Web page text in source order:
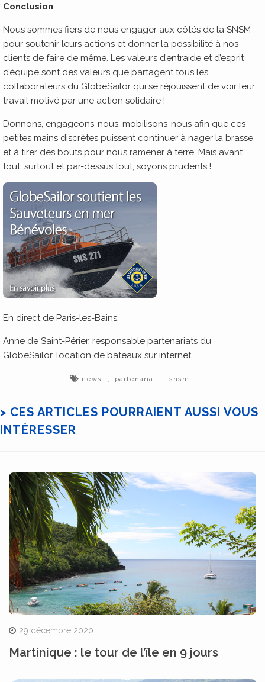
Conclusion
Nous sommes fiers de nous engager aux côtés de la SNSM
pour soutenir leurs actions et donner la possibilité à nos
clients de faire de même. Les valeurs d’entraide et d’esprit
d’équipe sont des valeurs que partagent tous les
collaborateurs du GlobeSailor qui se réjouissent de voir leur
travail motivé par une action solidaire !
Donnons, engageons-nous, mobilisons-nous afin que ces
petites mains discrètes puissent continuer à nager la brasse
et à tirer des bouts pour nous ramener à terre. Mais avant
tout, surtout et par-dessus tout, soyons prudents !
En direct de Paris-les-Bains,
Anne de Saint-Périer, responsable partenariats du
GlobeSailor, location de bateaux sur internet.
news , partenariat , snsm
> CES ARTICLES POURRAIENT AUSSI VOUS
INTÉRESSER
29 décembre 2020
Martinique : le tour de l’île en 9 jours